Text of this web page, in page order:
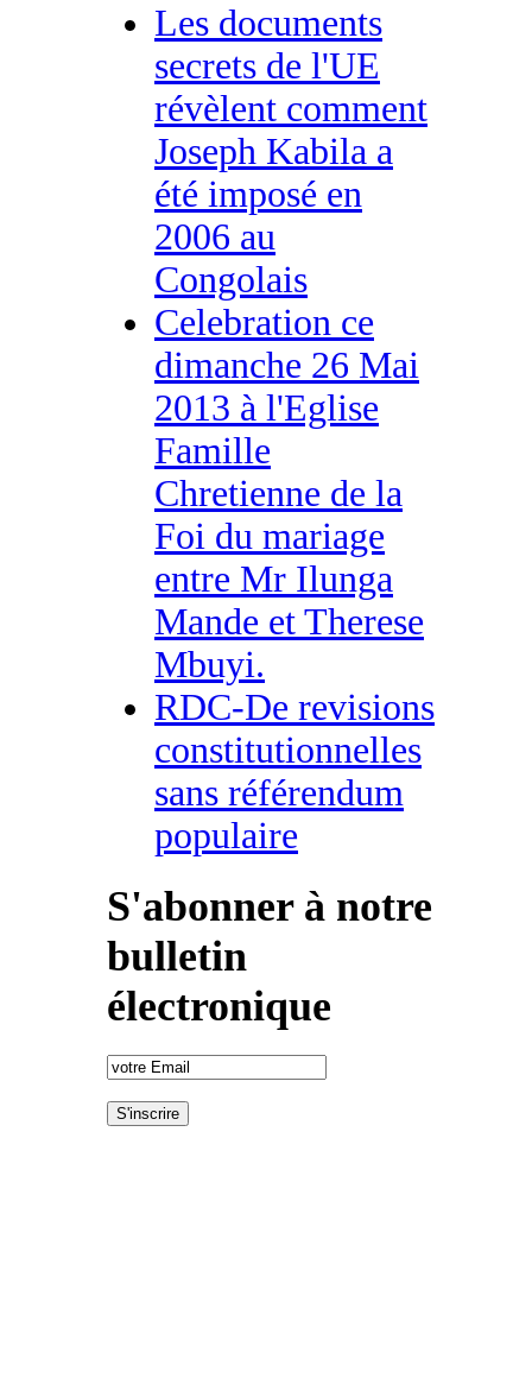
Les documents
secrets de l'UE
révèlent comment
Joseph Kabila a
été imposé en
2006 au
Congolais
Celebration ce
dimanche 26 Mai
2013 à l'Eglise
Famille
Chretienne de la
Foi du mariage
entre Mr Ilunga
Mande et Therese
Mbuyi.
RDC-De revisions
constitutionnelles
sans référendum
populaire
S'abonner à notre
bulletin
électronique